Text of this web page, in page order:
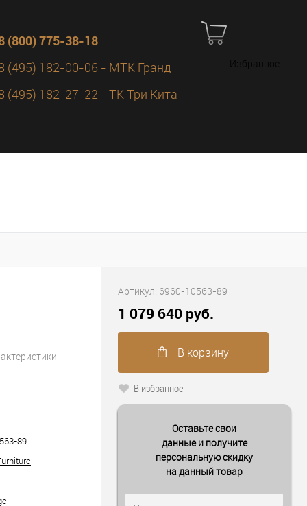
(800) 775-38-18
(495) 182-00-06 - МТК Гранд
(495) 182-27-22 - ТК Три Кита
Избранное
89
Артикул: 6960-10563-89
1 079 640 руб.
В корзину
В избранное
Оставьте свои
данные и получите
персональную скидку
на данный товар